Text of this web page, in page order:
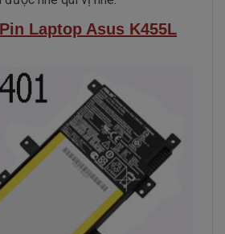
Laptop Asus K455L